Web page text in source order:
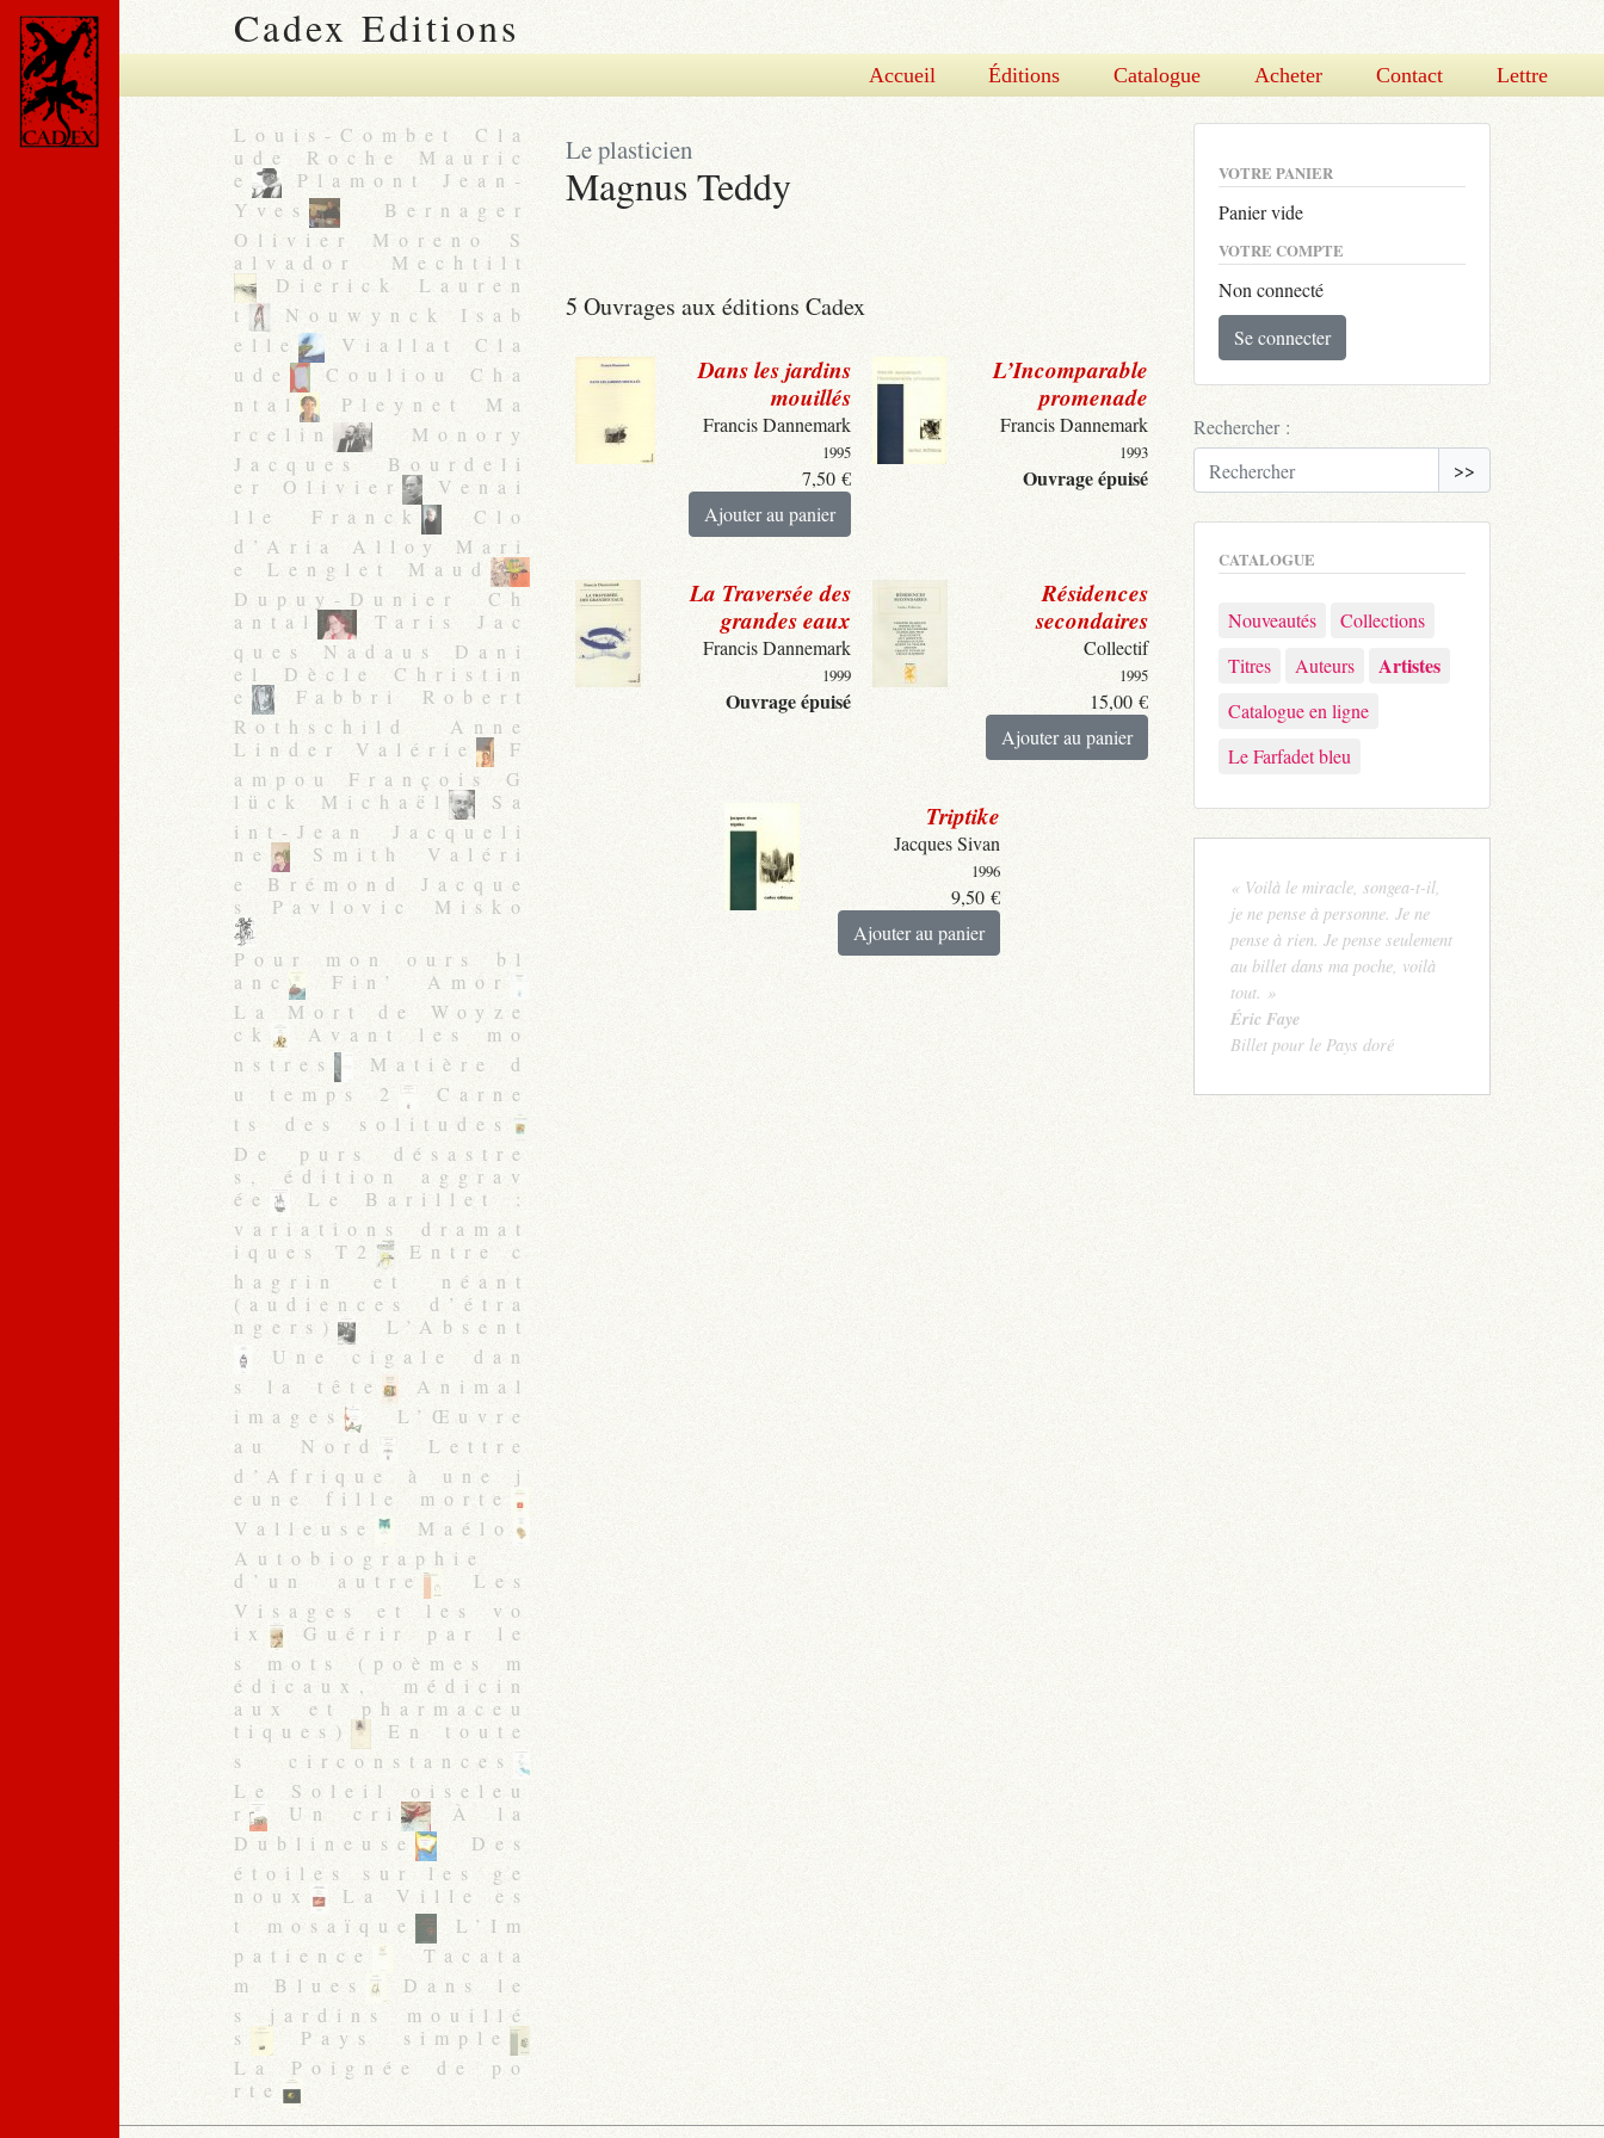
Cadex Editions
Accueil Éditions Catalogue Acheter Contact Lettre
Le plasticien
Magnus Teddy
5 Ouvrages aux éditions Cadex
Dans les jardins
mouillés
Francis Dannemark
1995
7,50€
Ajouter au panier
L’Incomparable
promenade
Francis Dannemark
1993
Ouvrage épuisé
La Traversée des
grandes eaux
Francis Dannemark
1999
Ouvrage épuisé
Résidences
secondaires
Collectif
1995
15,00 €
Ajouter au panier
Triptike
Jacques Sivan
1996
9,50 €
Ajouter au panier
VOTRE PANIER
Panier vide
VOTRE COMPTE
Non connecté
Se connecter
Rechercher :
>>
CATALOGUE
Nouveautés
Collections
Titres
Auteurs Artistes
Catalogue en ligne
Le Farfadet bleu
« Voilà le miracle, songea-t-il,
je ne pense à personne. Je ne
pense à rien. Je pense seulement
au billet dans ma poche, voilà
tout. »
Éric Faye
Billet pour le Pays doré
Louis-Combet Cla
ude Roche Mauric
e
Plamont Jean-
Yves
Bernager
Olivier Moreno S
alvador Mechtilt
Dierick Lauren
t
Nouwynck Isab
elle
Viallat Cla
ude
Couliou Cha
ntal
Pleynet Ma
rcelin
Monory
Jacques Bourdeli
er Olivier
Venai
lle Franck
Clo
d’Aria Alloy Mari
e Lenglet Maud
Dupuy-Dunier Ch
antal
Taris Jac
ques Nadaus Dani
el Dècle Christin
e
Fabbri Robert
Rothschild Anne
Linder Valérie
F
ampou François G
lück Michaël
Sa
int-Jean Jacqueli
ne
Smith Valéri
e Brémond Jacque
s Pavlovic Misko
Pour mon ours bl
anc
Fin’ Amor
La Mort de Woyze
ck
Avant les mo
nstres
Matière d
u temps 2
Carne
ts des solitudes
De purs désastre
s, édition aggrav
ée
Le Barillet :
variations dramat
iques T2
Entre c
hagrin et néant
(audiences d’étra
ngers)
L’Absent
Une cigale dan
s la tête
Animal
images
L’Œuvre
au Nord
Lettre
d’Afrique à une j
eune fille morte
Valleuse
Maélo
Autobiographie
d’un autre
Les
Visages et les vo
ix
Guérir par le
s mots (poèmes m
édicaux, médicin
aux et pharmaceu
tiques)
En toute
s circonstances
Le Soleil oiseleu
r
Un cri
À la
Dublineuse
Des
étoiles sur les ge
noux
La Ville es
t mosaïque
L’Im
patience
Tacata
m Blues
Dans le
s jardins mouillé
s
Pays simple
La Poignée de po
rte